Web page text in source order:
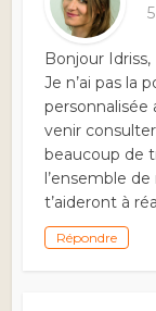
Bonjour Idriss,
Je n’ai pas la
personnalisée
venir
beaucoup de
l’ensemble
t’aideront à
Répondre